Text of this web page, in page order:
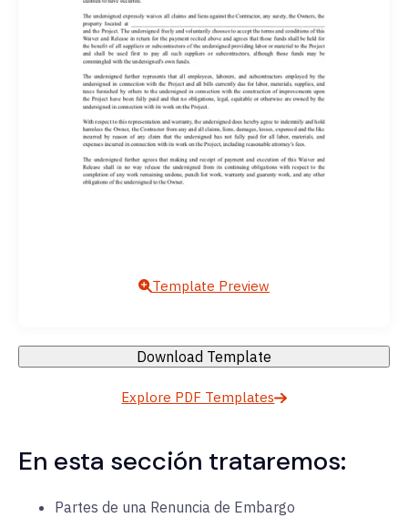
Template Preview
Download Template
Explore PDF Templates
En esta sección trataremos:
Partes de una Renuncia de Embargo